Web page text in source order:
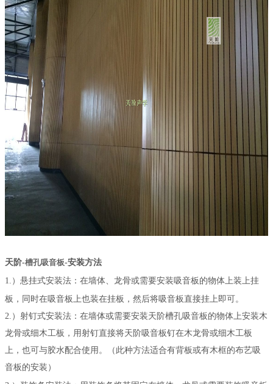
天阶-槽孔吸音板-安装方法
1.）悬挂式安装法：在墙体、龙骨或需要安装吸音板的物体上装上挂
板，同时在吸音板上也装在挂板，然后将吸音板直接挂上即可。
2.）射钉式安装法：在墙体或需要安装天阶槽孔吸音板的物体上安装木
龙骨或细木工板，用射钉直接将天阶吸音板钉在木龙骨或细木工板
上，也可与胶水配合使用。（此种方法适合有背板或有木框的布艺吸
音板的安装）